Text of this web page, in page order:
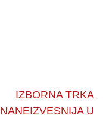
IZBORNA TRKA
NANEIZVESNIJA U